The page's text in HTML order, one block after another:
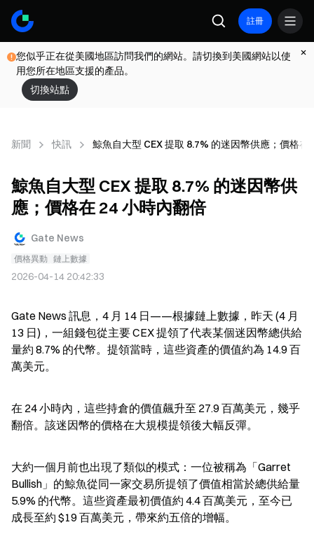
註冊
您似乎正在從美國地區訪問我們的網站。請切換到美國網站以使
用您所在地區支援的產品。
切換站點
新聞 快訊 鯨魚自大型 CEX 提取 8.7% 的迷因幣供應；價格在
鯨魚自大型 CEX 提取 8.7% 的迷因幣供
應；價格在 24 小時內翻倍
Gate News
價格異動 鏈上數據
2026-04-14 20:42:33
Gate News 訊息，4 月 14 日——根據鏈上數據，昨天 (4 月
13 日)，一組錢包從主要 CEX 提領了代表某個迷因幣總供給
量約 8.7% 的代幣。提領當時，這些資產的價值約為 14.9 百
萬美元。
在 24 小時內，這些持倉的價值飆升至 27.9 百萬美元，幾乎
翻倍。該迷因幣的價格在大規模提領後大幅反彈。
大約一個月前也出現了類似的模式：一位被稱為「Garret
Bullish」的鯨魚從同一家交易所提領了價值相當於總供給量
5.9% 的代幣。這些資產最初價值約 4.4 百萬美元，至今已
成長至約 $19 百萬美元，帶來約五倍的增幅。